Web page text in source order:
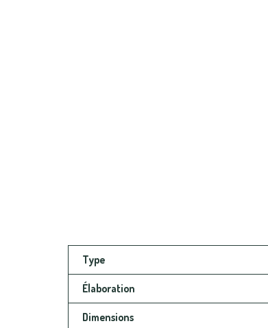
Type
Élaboration
Dimensions